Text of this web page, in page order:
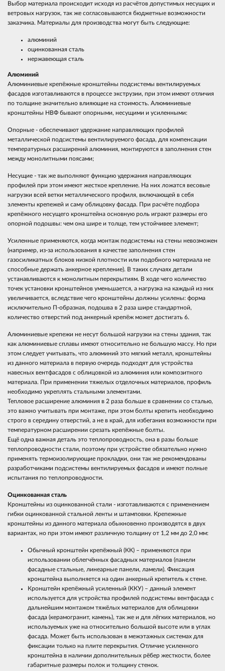
Выбор материала происходит исходя из расчётов допустимых несущих и
ветровых нагрузок, так же согласовываются бюджетные возможности
заказчика. Материалы для производства могут быть следующие:
алюминий
оцинкованная сталь
нержавеющая сталь
Алюминий
Алюминиевые крепёжные кронштейны подсистемы вентилируемых
фасадов изготавливаются в процессе экструзии, при этом имеют отличия
по толщине значительно влияющие на стоимость. Алюминиевые
кронштейны НВФ бывают опорными, несущими и усиленными:
Опорные - обеспечивают удержание направляющих профилей
металлической подсистемы вентилируемого фасада, для компенсации
температурных расширений алюминия, монтируются в заполнения стен
между монолитными поясами;
Несущие - так же выполняют функцию удержания направляющих
профилей при этом имеют жесткое крепление. На них ложатся весовые
нагрузки всей ветки металлического профиля, включающей в себя
элементы крепежей и саму облицовку фасада. При расчёте подбора
крепёжного несущего кронштейна основную роль играют размеры его
опорной подошвы: чем она шире и толще, тем устойчивее элемент;
Усиленные применяются, когда монтаж подсистемы на стены невозможен
(например, из-за использования в качестве заполнения стен
газосиликатных блоков низкой плотности или подобного материала не
способные держать анкерное крепление). В таких случаях детали
устанавливаются к монолитным перекрытиям. В ходе чего количество
точек установки кронштейнов уменьшается, а нагрузка на каждый из них
увеличивается, вследствие чего кронштейны должны усилены: форма
исключительно П-образная, подошва в 2 раза шире стандартной,
количество отверстий под анкерный крепёж может достигать 6.
Алюминиевые крепежи не несут большой нагрузки на стены здания, так
как алюминиевые сплавы имеют относительно не большую массу. Но при
этом следует учитывать, что алюминий это мягкий металл, кронштейны
из данного материала в первую очередь подходят для устройства
навесных вентфасадов с облицовкой из алюминия или композитного
материала. При применении тяжелых отделочных материалов, профиль
необходимо укреплять стальными элементами.
Тепловое расширение алюминия в 2 раза больше в сравнении со сталью,
это важно учитывать при монтаже, при этом болты крепить необходимо
строго в середину отверстий, а не в край, для избегания возможности при
температурном расширении срезать крепёжные болты.
Ещё одна важная деталь это теплопроводность, она в разы больше
теплопроводности стали, поэтому при устройстве обязательно нужно
применять термоизолирующие прокладки, они так же рекомендованы
разработчиками подсистемы вентилируемых фасадов и имеют полные
испытания по теплопроводности.
Оцинкованная сталь
Кронштейны из оцинкованной стали - изготавливаются с применением
гибки оцинкованной стальной ленты и штамповки. Крепежные
кронштейны из данного материала обыкновенно производятся в двух
вариантах, но при этом имеют различную толщину от 1,2 мм до 2,0 мм:
Обычный кронштейн крепёжный (КК) – применяются при
использовании облегчённых фасадных материалов (панели
фасадные стальные, линеарные панели, ламели). Фиксация
кронштейна выполняется на один анкерный крепитель к стене.
Кронштейн крепёжный усиленный (ККУ) – данный элемент
используется для устройства профилей подсистемы вентфасада с
дальнейшим монтажом тяжёлых материалов для облицовки
фасада (керамогранит, камень), так же и для лёгких материалов, но
используемых уже на относительно большой высоте или в углах
фасада. Может быть использован в межэтажных системах для
фиксации только на плите перекрытия. Отличие усиленного
кронштейна в наличии дополнительных рёбер жесткости, более
габаритные размеры полок и толщину стенок.